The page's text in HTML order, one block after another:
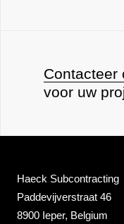
Contacteer
voor uw
Haeck Subcontracting
Paddevijverstraat 46
8900 Ieper, Belgium